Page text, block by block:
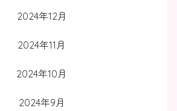
2024年12月
2024年11月
2024年10月
2024年9月